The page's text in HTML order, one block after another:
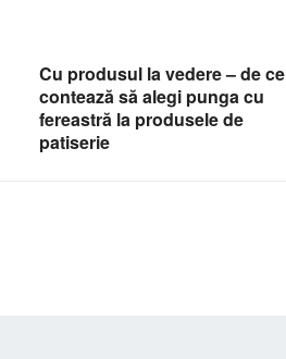
Cu produsul la vedere – de ce
contează să alegi punga cu
fereastră la produsele de
patiserie